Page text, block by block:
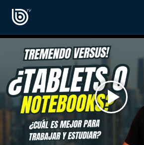
PROGRAMAS
Radiograma
Expreso Bío Bío
Podría Ser Peor
OPINIÓN
PODCAST RADIOGRAMA